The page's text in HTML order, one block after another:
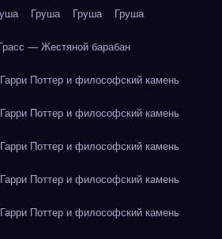
Груша Груша Груша
— Жестяной барабан
Поттер и философский камень
Поттер и философский камень
Поттер и философский камень
Поттер и философский камень
Поттер и философский камень